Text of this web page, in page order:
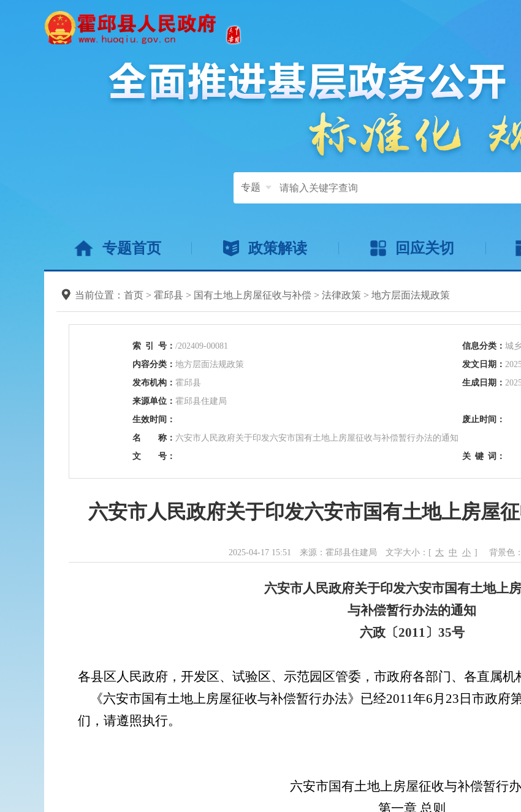
专题
专题首页 政策解读 回应关切
当前位置： 首页 > 霍邱县 > 国有土地上房屋征收与补偿 > 法律政策 > 地方层面法规政策
索 引 号： /202409-00081 信息分类： 城
内容分类： 地方层面法规政策 发文日期：
发布机构： 霍邱县 生成日期：
来源单位： 霍邱县住建局
生效时间：
废止时间：
名 称： 六安市人民政府关于印发六安市国有土地上房屋征收与补偿暂行办法的通知
文 号：
关 键 词：
六安市人民政府关于印发六安市国有土地上房屋
2025-04-17 15:51 来源：霍邱县住建局 文字大小：[ 大 中 小 ] 背景色：
六安市人民政府关于印发六安市国有土地上
与补偿暂行办法的通知
六政〔2011〕35号
各县区人民政府，开发区、试验区、示范园区管委，市政府各部门、各直属机
《六安市国有土地上房屋征收与补偿暂行办法》已经2011年6月 23 日市政府
们，请遵照执行。
六安市国有土地上房屋征收与补偿暂行
第一章 总则